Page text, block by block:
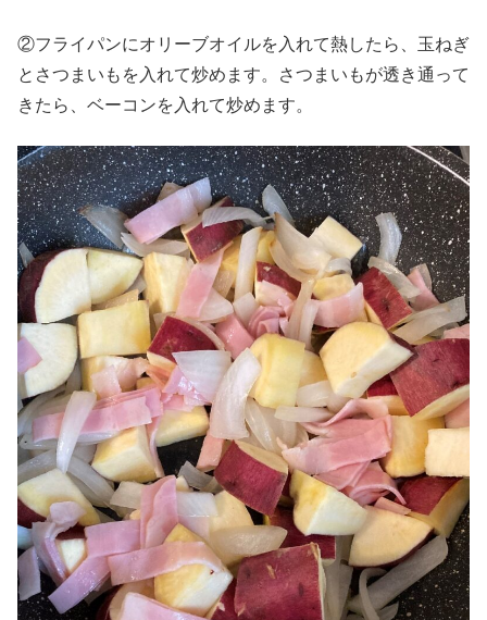
②フライパンにオリーブオイルを入れて熱したら、玉ねぎ
とさつまいもを入れて炒めます。さつまいもが透き通って
きたら、ベーコンを入れて炒めます。